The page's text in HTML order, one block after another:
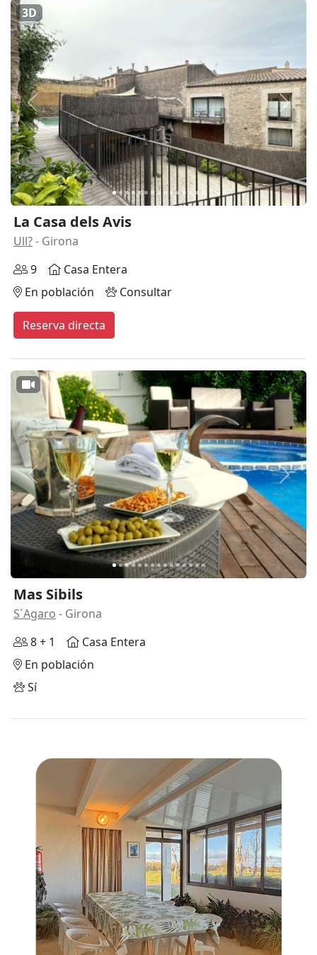
Anterior
3D
La Casa dels Avis
Ull?- Girona
9
Casa Entera
En población
Consultar
Reserva directa
Anterior
Mas Sibils
S´Agaro - Girona
8 + 1
Casa Entera
En población
Sí